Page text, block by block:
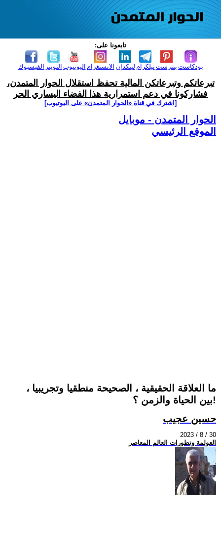
تابعونا على:
الفيسبوك التويتر اليوتيوب الانستغرام لينكدإن تيلكرامبنترست بودكاست
تبرعاتكم وتبرعاتكن المالية تحفظ استقلال الحوار المتمدن،
فشاركونا في دعم استمرارية هذا الفضاء اليساري الحر
[اشترك في قناة ‫«الحوار المتمدن» على اليوتيوب]
الحوار المتمدن - موبايل
الموقع الرئيسي
ما العلاقة الحقيقية ، الصحيحة منطقيا وتجريبيا ،
بين الحياة والزمن ؟!
حسين عجيب
2023 / 8 / 30
العولمة وتطورات العالم المعاصر